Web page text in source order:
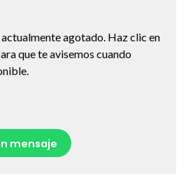
agotado. Haz clic en
que te avisemos cuando
mensaje